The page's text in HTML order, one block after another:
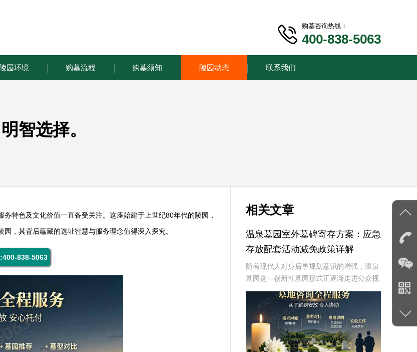
购墓咨询热线：
400-838-5063
陵园环境 购墓流程 购墓须知 陵园动态 联系我们
智选择。
特色及文化价值一直备受关注。这座始建于上世纪80年代的陵园，
，其背后蕴藏的选址智慧与服务理念值得深入探究。
838-5063
相关文章
温泉墓园室外墓碑寄存方案：应急
存放配套活动减免政策详解
随着现代人对身后事规划意识的增强，温泉
墓园这一创新性墓园形式正逐渐走进公众视
野。温泉墓园不仅营造了宁静祥和的环境氛
围，更通过一系列贴心设施，如室外墓碑寄
存区、应急遗体临时存放服务等，为家属提
供极大便利